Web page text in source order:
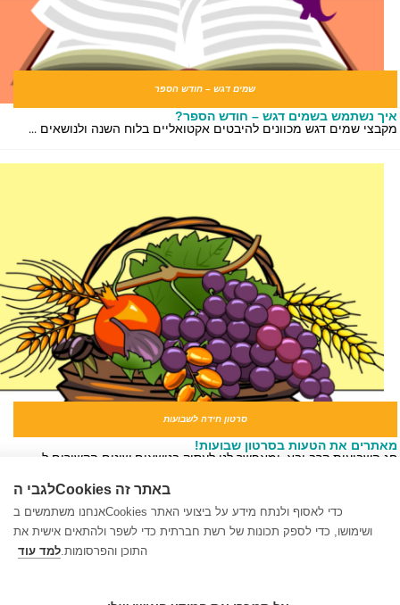
שמים דגש – חודש הספר
נשתמש בשמים דגש – חודש הספר?
שמים דגש מכוונים להיבטים אקטואליים בלוח השנה ולנושאים ...
סרטון חידה לשבועות
את הטעות בסרטון שבועות!
השבועות קרב ובא, ומאפשר לנו לעסוק בנושאים שונים הקשורים ל...
נשתמש בשמים דגש – יום ירושלים?
שמים דגש מכוונים להיבטים אקטואליים בלוח השנה ולנושאים ...
לגבי הCookies באתר זה
אנחנו משתמשים בCookies כדי לאסוף ולנתח מידע על ביצועי האתר
ושימושו, כדי לספק תכונות של רשת חברתית כדי לשפר ולהתאים אישית את
התוכן והפרסומות.למד עוד